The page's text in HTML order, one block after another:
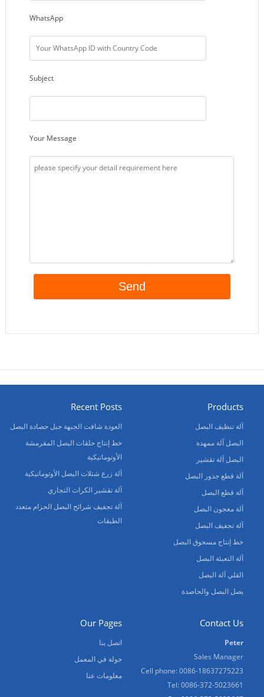
WhatsApp
Subject
Your Message
Recent Posts
العودة شافت الجبهة جبل حصادة البصل
خط إنتاج حلقات البصل المقرمشة
الأوتوماتيكية
آلة زرع شتلات البصل الأوتوماتيكية
آلة تقشير الكراث التجاري
آلة تجفيف شرائح البصل الحزام متعدد
الطبقات
Products
آلة تنظيف البصل
البصل آلة ممهدة
البصل آلة تقشير
آلة قطع جذور البصل
آلة قطع البصل
آلة معجون البصل
آلة تجفيف البصل
خط إنتاج مسحوق البصل
آلة التعبئة البصل
القلي آلة البصل
بصل البصل والحاصدة
Our Pages
اتصل بنا
جولة في المعمل
معلومات عنا
Contact Us
Peter
Sales Manager
Cell phone: 0086-18637275223
Tel: 0086-372-5023661